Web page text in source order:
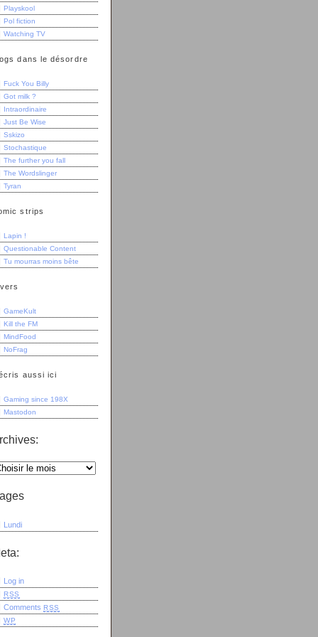
Playskool
Pol fiction
Watching TV
dans le désordre
Fuck You Billy
Got milk ?
Intraordinaire
Just Be Wise
Sskizo
Stochastique
The further you fall
The Wordslinger
Tyran
strips
Lapin !
Questionable Content
Tu mourras moins bête
GameKult
Kill the FM
MindFood
NoFrag
aussi ici
Gaming since 198X
Mastodon
Lundi
Log in
RSS
Comments RSS
WP